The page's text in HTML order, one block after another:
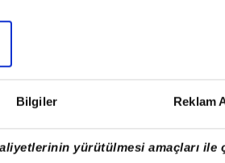
Bilgiler Reklam
yürütülmesi amaçları ile